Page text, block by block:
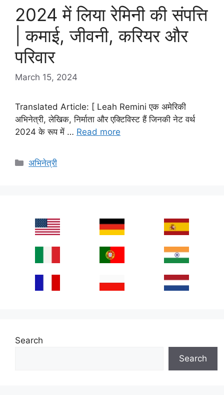
2024 में लिया रेमिनी की संपत्ति
| कमाई, जीवनी, करियर और
परिवार
March 15, 2024
Translated Article: [ Leah Remini एक अमेरिकी
अभिनेत्री, लेखिक, निर्माता और एक्टिविस्ट हैं जिनकी नेट वर्थ
2024 के रूप में … Read more
Categories
अभिनेत्री
Search
Search